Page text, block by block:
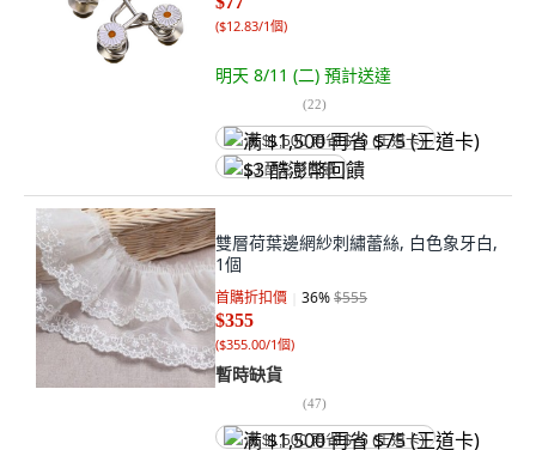
($12.83/1個)
明天 8/11 (二) 預計送達
(22)
满 $1,500 再省 $75 (王道卡)
$3 酷澎幣回饋
雙層荷葉邊網紗刺繡蕾絲, 白色象牙白,
1個
首購折扣價 36%$555
$355
($355.00/1個)
暫時缺貨
(47)
满 $1,500 再省 $75 (王道卡)